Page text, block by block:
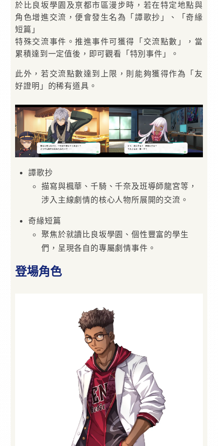
於比良坂學園及亰都市區漫步時，若在特定地點與
角色增進交流，便會發生名為「譚歌抄」、「奇緣
短篇」
特殊交流事件。推進事件可獲得「交流點數」，當
累積達到一定值後，即可觀看「特別事件」。
此外，若交流點數達到上限，則能夠獲得作為「友
好證明」的稀有道具。
譚歌抄
描寫與楓華、千騎、千奈及班導師龍宮等，
涉入主線劇情的核心人物所展開的交流。
奇緣短篇
聚焦於就讀比良坂學園、個性豐富的學生
們，呈現各自的專屬劇情事件。
登場角色